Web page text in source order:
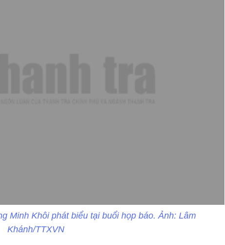
Minh Khôi phát biểu tại buổi họp báo. Ảnh: Lâm
Khánh/TTXVN